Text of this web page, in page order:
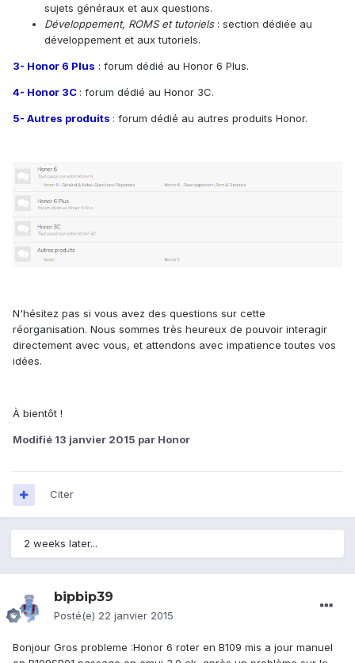
sujets généraux et aux questions.
Développement, ROMS et tutoriels : section dédiée au
développement et aux tutoriels.
3- Honor 6 Plus : forum dédié au Honor 6 Plus.
4- Honor 3C : forum dédié au Honor 3C.
5- Autres produits : forum dédié au autres produits Honor.
N'hésitez pas si vous avez des questions sur cette
réorganisation. Nous sommes très heureux de pouvoir interagir
directement avec vous, et attendons avec impatience toutes vos
idées.
À bientôt !
Modifié 13 janvier 2015 par Honor
Citer
2 weeks later...
bipbip39
Posté(e) 22 janvier 2015
Bonjour Gros probleme :Honor 6 roter en B109 mis a jour manuel